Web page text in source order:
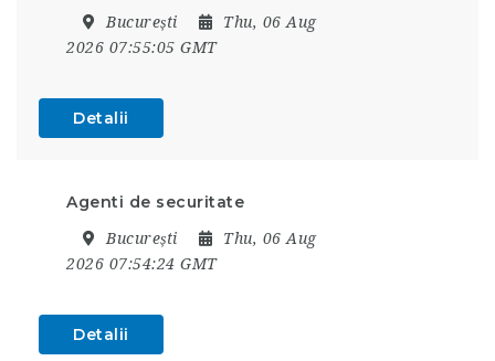
București
Thu, 06 Aug
2026 07:55:05 GMT
Detalii
Agenti de securitate
București
Thu, 06 Aug
2026 07:54:24 GMT
Detalii